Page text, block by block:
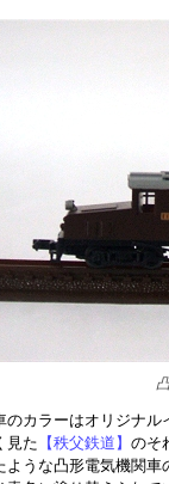
のカラーはオリジナ
見た 【秩父鉄道】 のそ
ような凸形電気機関